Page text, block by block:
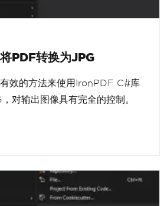
PDF转换为JPG
效的方法来使用IronPDF C#库
对输出图像具有完全的控制。